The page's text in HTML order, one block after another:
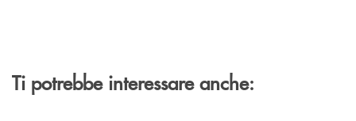
Ti potrebbe interessare anche: